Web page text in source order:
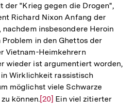
der "Krieg gegen die Drogen",
Richard Nixon Anfang der
nachdem insbesondere Heroin
in den Ghettos der
Vietnam-Heimkehrern
wieder ist argumentiert worden,
in Wirklichkeit rassistisch
möglichst viele Schwarze
können.Zur
[20] Ein viel zitierter